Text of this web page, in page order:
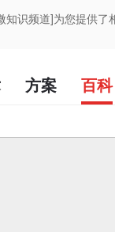
知识频道]为您提供了
方案 百科